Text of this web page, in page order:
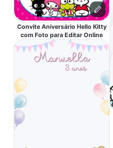
Convite Aniversário Hello Kitty
com Foto para Editar Online